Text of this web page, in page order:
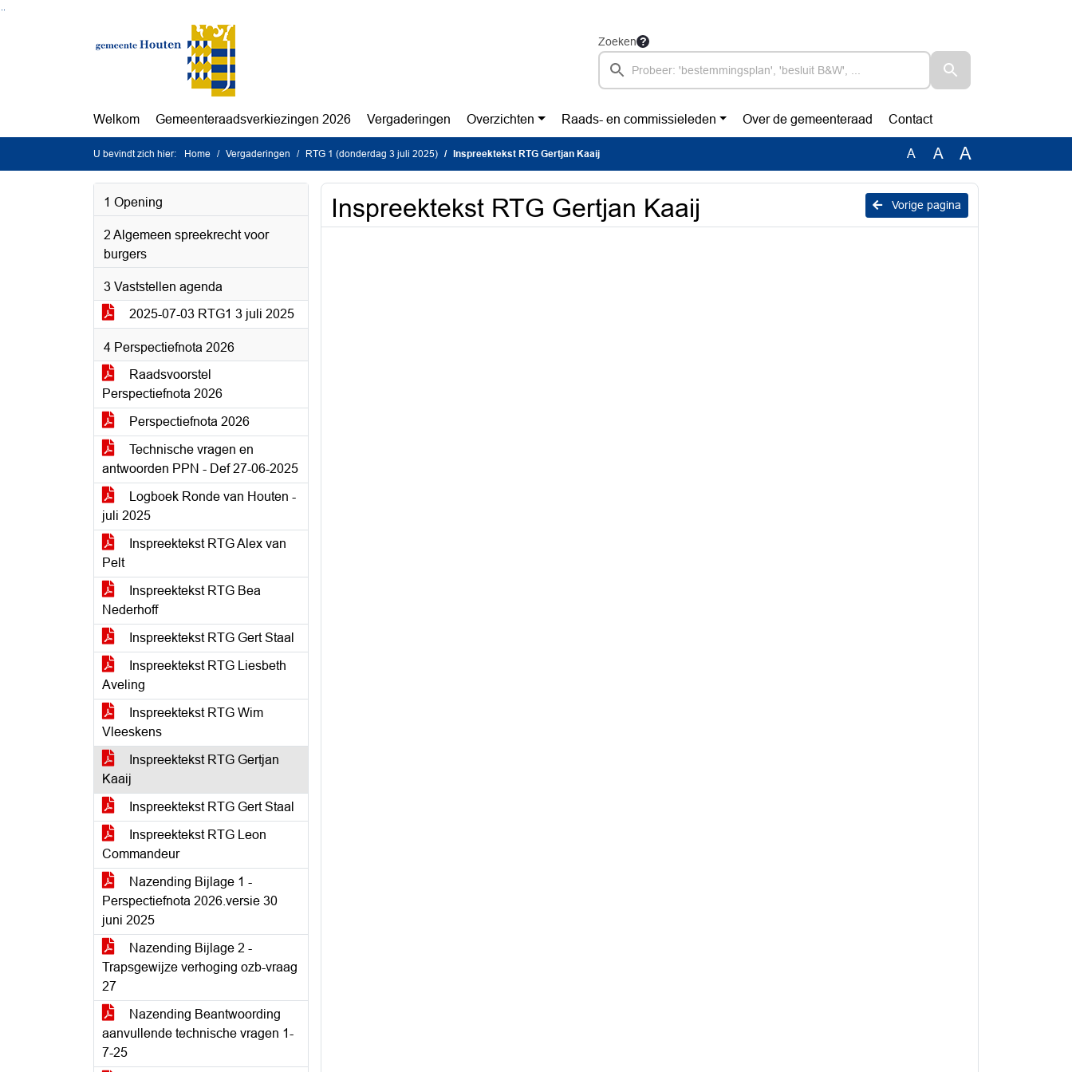
Zoeken
Welkom Gemeenteraadsverkiezingen 2026 Vergaderingen Overzichten Raads- en commissieleden Over de gemeenteraad Contact
U bevindt zich hier: Home Vergaderingen RTG 1 (donderdag 3 juli 2025) Inspreektekst RTG Gertjan Kaaij A A A
1 Opening
2 Algemeen spreekrecht voor
burgers
3 Vaststellen agenda
2025-07-03 RTG1 3 juli 2025
4 Perspectiefnota 2026
Raadsvoorstel
Perspectiefnota 2026
Perspectiefnota 2026
Technische vragen en
antwoorden PPN - Def 27-06-2025
Logboek Ronde van Houten -
juli 2025
Inspreektekst RTG Alex van
Pelt
Inspreektekst RTG Bea
Nederhoff
Inspreektekst RTG Gert Staal
Inspreektekst RTG Liesbeth
Aveling
Inspreektekst RTG Wim
Vleeskens
Inspreektekst RTG Gertjan
Kaaij
Inspreektekst RTG Gert Staal
Inspreektekst RTG Leon
Commandeur
Nazending Bijlage 1 -
Perspectiefnota 2026.versie 30
juni 2025
Nazending Bijlage 2 -
Trapsgewijze verhoging ozb-vraag
27
Nazending Beantwoording
aanvullende technische vragen 1-
7-25
Vorige pagina
Inspreektekst RTG Gertjan Kaaij